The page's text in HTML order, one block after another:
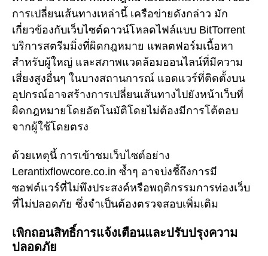
การเปลี่ยนเส้นทางเหล่านี้ เครือข่ายดังกล่าว มัก
เกี่ยวข้องกับเว็บไซต์ดาวน์โหลดไฟล์แบบ BitTorrent
บริการสตรีมมิ่งที่ผิดกฎหมาย แพลตฟอร์มเนื้อหา
สำหรับผู้ใหญ่ และสภาพแวดล้อมออนไลน์ที่มีความ
เสี่ยงสูงอื่นๆ ในบางสถานการณ์ แอดแวร์ที่ติดตั้งบน
อุปกรณ์อาจสร้างการเปลี่ยนเส้นทางไปยังหน้าเว็บที่
ผิดกฎหมายโดยอัตโนมัติโดยไม่ต้องมีการโต้ตอบ
จากผู้ใช้โดยตรง
ด้วยเหตุนี้ การเข้าชมเว็บไซต์อย่าง
Lerantixflowcore.co.in ซ้ำๆ อาจบ่งชี้ถึงการมี
ซอฟต์แวร์ที่ไม่พึงประสงค์หรือพฤติกรรมการท่องเว็บ
ที่ไม่ปลอดภัย ซึ่งจำเป็นต้องตรวจสอบเพิ่มเติม
เพิกถอนสิทธิ์การแจ้งเตือนและปรับปรุงความ
ปลอดภัย